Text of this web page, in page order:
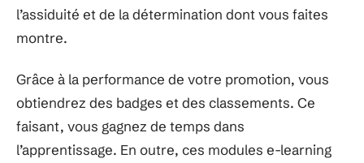
l’assiduité et de la détermination dont vous faites
montre.
Grâce à la performance de votre promotion, vous
obtiendrez des badges et des classements. Ce
faisant, vous gagnez de temps dans
l’apprentissage. En outre, ces modules e-learning